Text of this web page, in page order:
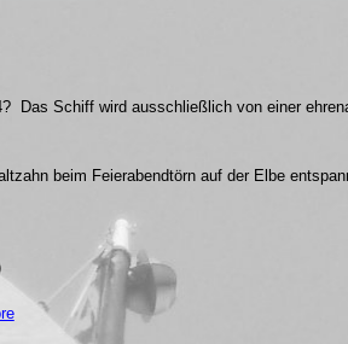
Schiff wird ausschließlich von einer
beim Feierabendtörn auf der Elbe